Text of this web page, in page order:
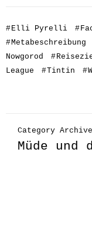
#Elli Pyrelli #
#Metabeschreibung
Nowgorod
#
League
#Tintin #
Category
Müde und